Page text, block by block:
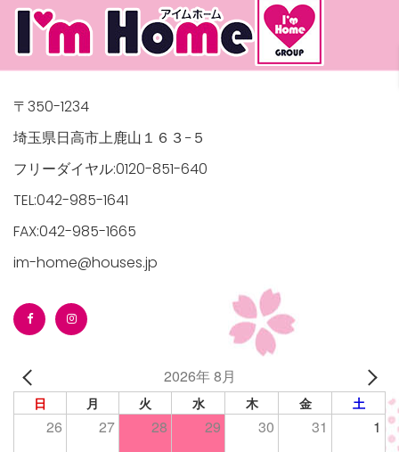
〒350-1234
埼玉県日高市上鹿山１６３−５
フリーダイヤル:0120-851-640
TEL:042-985-1641
FAX:042-985-1665
im-home@houses.jp
2026年 8月
日 月 火 水 木 金 土
26 27 28 29 30 31 1